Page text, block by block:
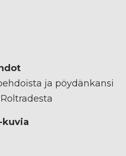
ja pöydänkansi
kuvia